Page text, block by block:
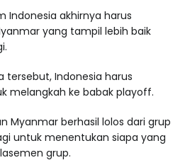
Indonesia akhirnya harus
yang tampil lebih baik
tersebut, Indonesia harus
melangkah ke babak playoff.
Myanmar berhasil lolos dari grup
untuk menentukan siapa yang
grup.